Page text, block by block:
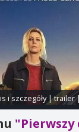
i szczegóły|trailer
"Pierwszy